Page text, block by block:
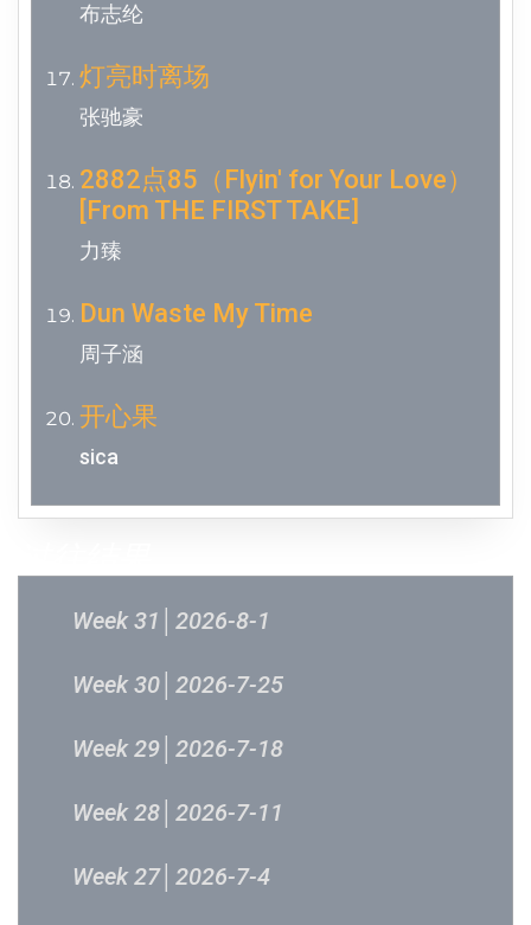
布志纶
灯亮时离场
张驰豪
2882点85（Flyin' for Your Love）
[From THE FIRST TAKE]
力臻
Dun Waste My Time
周子涵
开心果
sica
Week 31│2026-8-1
Week 30│2026-7-25
Week 29│2026-7-18
Week 28│2026-7-11
Week 27│2026-7-4